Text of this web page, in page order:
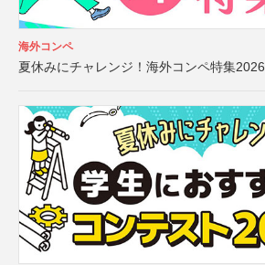
海外コンペ
夏休みにチャレンジ！海外コンペ特集2026